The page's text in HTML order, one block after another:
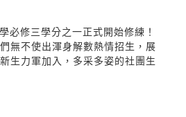
必修三學分之一正式開始修練！
無不使出渾身解數熱情招生，展
生力軍加入，多采多姿的社團生